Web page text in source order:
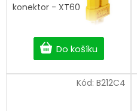
Do košíku
konektor - XT60
Kód: B212C4